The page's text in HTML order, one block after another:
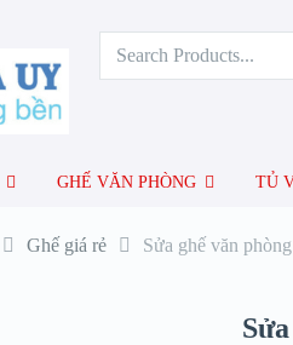
GHẾ VĂN PHÒNG TỦ
Ghế giá rẻ Sửa ghế văn